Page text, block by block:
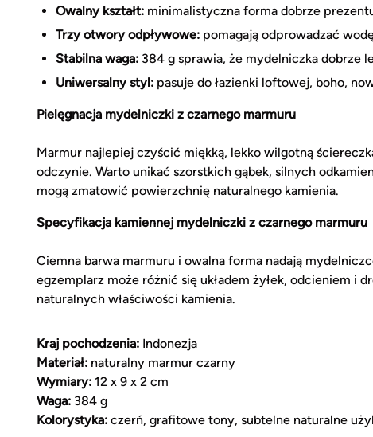
Owalny kształt: minimalistyczna forma dobrze
Trzy otwory odpływowe: pomagają odprowadzać
Stabilna waga: 384 g sprawia, że mydelniczka dobrze
Uniwersalny styl: pasuje do łazienki loftowej, boho,
Pielęgnacja mydelniczki z czarnego marmuru
Marmur najlepiej czyścić miękką, lekko wilgotną
odczynie. Warto unikać szorstkich gąbek, silnych
mogą zmatowić powierzchnię naturalnego kamienia.
Specyfikacja kamiennej mydelniczki z czarnego marmuru
Ciemna barwa marmuru i owalna forma nadają
egzemplarz może różnić się układem żyłek, odcieniem i
naturalnych właściwości kamienia.
Kraj pochodzenia: Indonezja
Materiał: naturalny marmur czarny
Wymiary: 12 x 9 x 2 cm
Waga: 384 g
Kolorystyka: czerń, grafitowe tony, subtelne naturalne